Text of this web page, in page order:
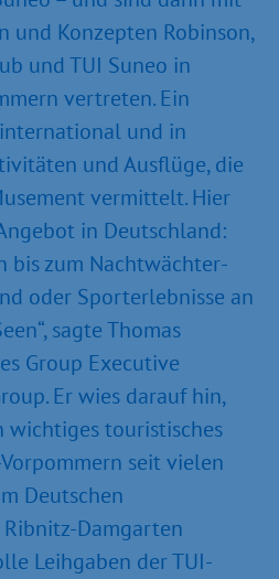
und Konzepten Robinson,
und TUI Suneo in
vertreten. Ein
und in
und Ausflüge, die
vermittelt. Hier
in Deutschland:
bis zum Nachtwächter-
oder Sporterlebnisse an
sagte Thomas
Group Executive
Er wies darauf hin,
wichtiges touristisches
seit vielen
Deutschen
Damgarten
Leihgaben der TUI-